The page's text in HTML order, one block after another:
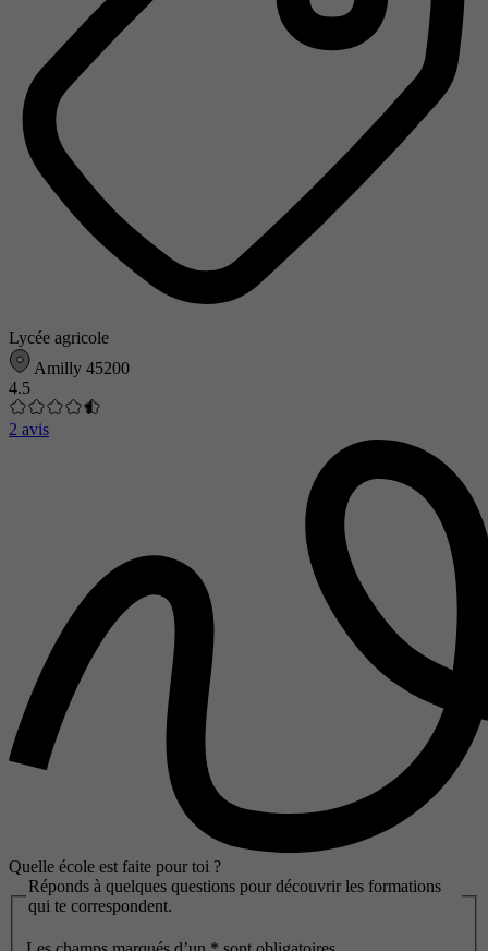
Lycée agricole
Amilly 45200
4.5
2 avis
Quelle école est faite pour toi ?
Réponds à quelques questions pour découvrir les formations
qui te correspondent.